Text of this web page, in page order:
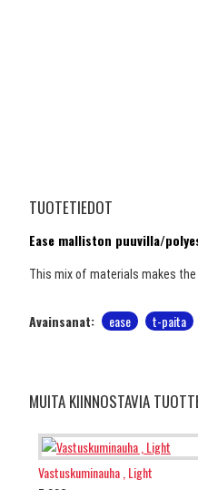
TUOTETIEDOT
Ease malliston puuvilla/
This mix of materials makes
Avainsanat: ease t-paita
MUITA KIINNOSTAVIA
Vastuskuminauha , Light